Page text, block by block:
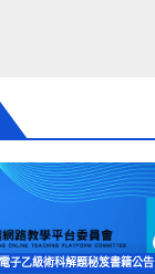
子乙級術科解題秘笈書籍公告